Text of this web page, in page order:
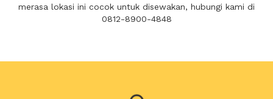
merasa lokasi ini cocok untuk disewakan, hubungi kami di
0812-8900-4848